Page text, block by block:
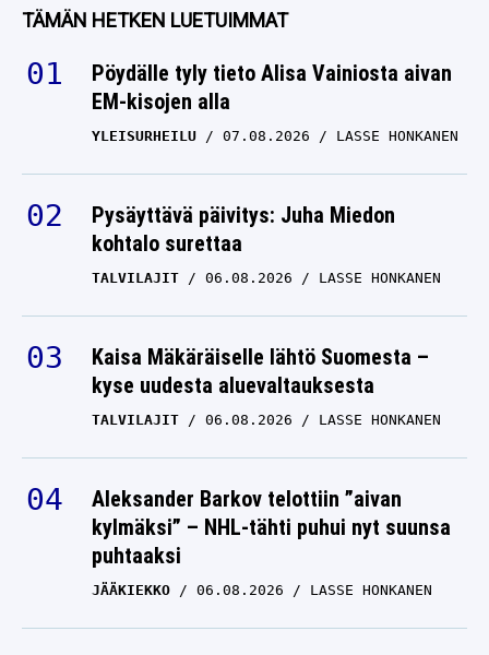
TÄMÄN HETKEN LUETUIMMAT
Pöydälle tyly tieto Alisa Vainiosta aivan
EM-kisojen alla
YLEISURHEILU 07.08.2026 LASSE HONKANEN
Pysäyttävä päivitys: Juha Miedon
kohtalo surettaa
TALVILAJIT 06.08.2026 LASSE HONKANEN
Kaisa Mäkäräiselle lähtö Suomesta –
kyse uudesta aluevaltauksesta
TALVILAJIT 06.08.2026 LASSE HONKANEN
Aleksander Barkov telottiin ”aivan
kylmäksi” – NHL-tähti puhui nyt suunsa
puhtaaksi
JÄÄKIEKKO 06.08.2026 LASSE HONKANEN